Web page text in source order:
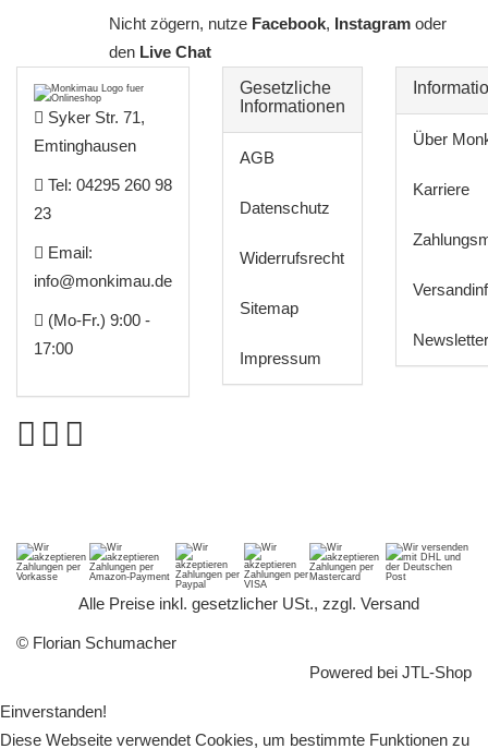
Nicht zögern, nutze Facebook, Instagram oder
denLive Chat
Syker Str. 71,
Emtinghausen
Tel: 04295 260 98
23
Email:
info@monkimau.de
(Mo-Fr.) 9:00 -
17:00
Gesetzliche
Informationen
AGB
Datenschutz
Widerrufsrecht
Sitemap
Impressum
Über
Karriere
Newsletter
Alle Preise inkl. gesetzlicher USt., zzgl. Versand
© Florian Schumacher
Powered bei JTL-Shop
Einverstanden!
Diese Webseite verwendet Cookies, um bestimmte Funktionen zu